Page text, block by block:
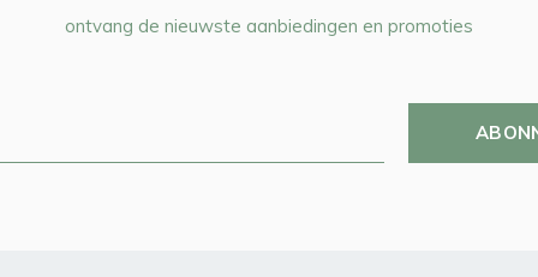
ontvang de nieuwste aanbiedingen en promoties